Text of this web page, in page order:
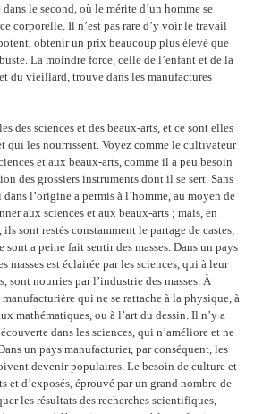
le second, où le mérite d’un homme se
corporelle. Il n’est pas rare d’y voir le travail
obtenir un prix beaucoup plus élevé que
La moindre force, celle de l’enfant et de la
du vieillard, trouve dans les manufactures
des sciences et des beaux-arts, et ce sont elles
qui les nourrissent. Voyez comme le cultivateur
et aux beaux-arts, comme il a peu besoin
des grossiers instruments dont il se sert. Sans
l’origine a permis à l’homme, au moyen de
aux sciences et aux beaux-arts ; mais, en
ils sont restés constamment le partage de castes,
sont a peine fait sentir des masses. Dans un pays
masses est éclairée par les sciences, qui à leur
sont nourries par l’industrie des masses. À
qui ne se rattache à la physique, à
mathématiques, ou à l’art du dessin. Il n’y a
dans les sciences, qui n’améliore et ne
un pays manufacturier, par conséquent, les
devenir populaires. Le besoin de culture et
et d’exposés, éprouvé par un grand nombre de
les résultats des recherches scientifiques,